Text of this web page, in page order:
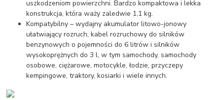
uszkodzeniom powierzchni. Bardzo kompaktowa i lekka
konstrukcja, która waży zaledwie 1,1 kg.
Kompatybilny – wydajny akumulator litowo-jonowy
ułatwiający rozruch, kabel rozruchowy do silników
benzynowych o pojemności do 6 litrów i silników
wysokoprężnych do 3 l, w tym samochody, samochody
osobowe, ciężarowe, motocykle, łodzie, przyczepy
kempingowe, traktory, kosiarki i wiele innych.